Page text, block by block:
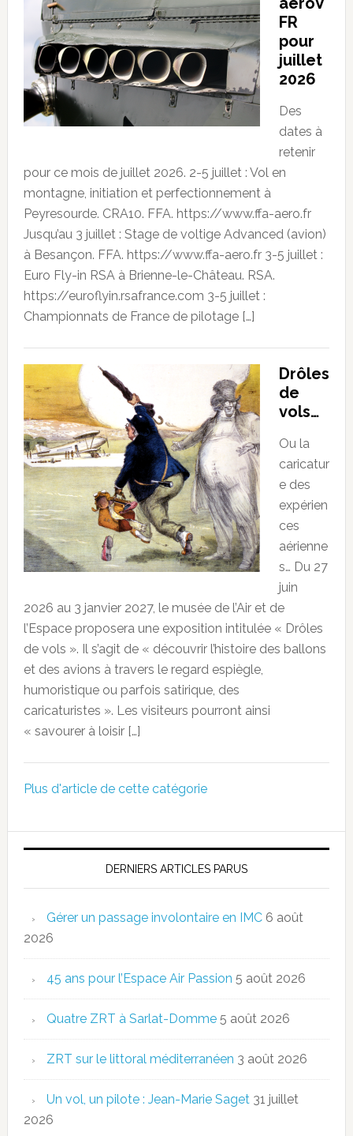
FR
pour
juillet
2026
Des
dates à
retenir
pour ce mois de juillet 2026. 2-5 juillet : Vol en
montagne, initiation et perfectionnement à
Peyresourde. CRA10. FFA. https://www.ffa-aero.fr
Jusqu’au 3 juillet : Stage de voltige Advanced (avion)
à Besançon. FFA. https://www.ffa-aero.fr 3-5 juillet :
Euro Fly-in RSA à Brienne-le-Château. RSA.
https://euroflyin.rsafrance.com 3-5 juillet :
Championnats de France de pilotage […]
Drôles
de
vols…
Ou la
caricatur
e des
expérien
ces
aérienne
s… Du 27
juin
2026 au 3 janvier 2027, le musée de l’Air et de
l’Espace proposera une exposition intitulée « Drôles
de vols ». Il s’agit de « découvrir l’histoire des ballons
et des avions à travers le regard espiègle,
humoristique ou parfois satirique, des
caricaturistes ». Les visiteurs pourront ainsi
« savourer à loisir […]
Plus d'article de cette catégorie
DERNIERS ARTICLES PARUS
Gérer un passage involontaire en IMC 6 août
2026
45 ans pour l’Espace Air Passion 5 août 2026
Quatre ZRT à Sarlat-Domme 5 août 2026
ZRT sur le littoral méditerranéen 3 août 2026
Un vol, un pilote : Jean-Marie Saget 31 juillet
2026